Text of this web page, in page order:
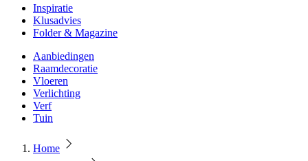
Inspiratie
Klusadvies
Folder & Magazine
Aanbiedingen
Raamdecoratie
Vloeren
Verlichting
Verf
Tuin
Home